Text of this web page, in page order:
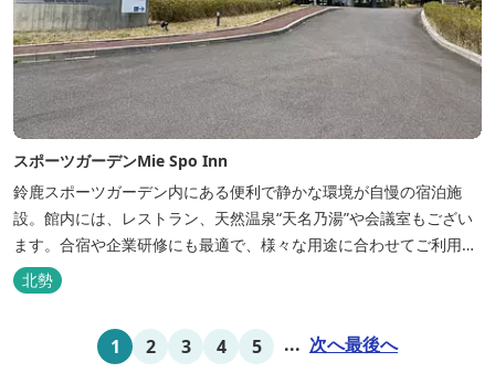
スポーツガーデンMie Spo Inn
鈴鹿スポーツガーデン内にある便利で静かな環境が自慢の宿泊施
設。館内には、レストラン、天然温泉“天名乃湯”や会議室もござい
ます。合宿や企業研修にも最適で、様々な用途に合わせてご利用頂
けます。
北勢
1 2 3 4 5 ... 次へ最後へ